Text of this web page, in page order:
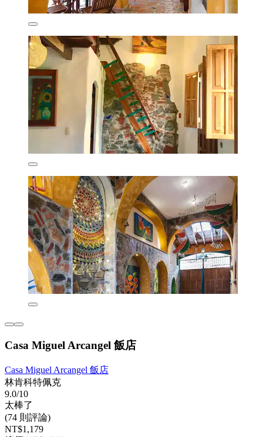
Casa Miguel Arcangel 飯店
Casa Miguel Arcangel 飯店
林肯科特佩克
9.0/10
太棒了
(74 則評論)
NT$1,179